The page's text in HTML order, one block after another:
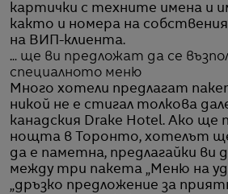
картички с техните имена и
както и номера на
на ВИП-клиента.
... ще ви предложат да се
специалното меню
Много хотели предлагат
никой не е стигал толкова
канадския Drake Hotel. Ако ще
нощта в Торонто, хотелът
да е паметна, предлагайки ви
между три пакета „Меню на
„дръзко предложение за